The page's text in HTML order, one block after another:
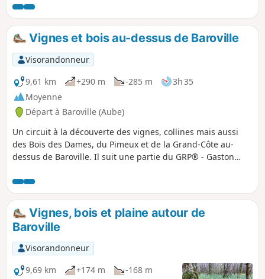
Bar-sur-Aube et prend de multiples
visages : coteaux de vignes, plateaux et
sommets boisés, grandes étendues
herbagées ou cultivées participant à sa
diversité. Des rives de l’Aube, cap sur
celles du Landion qui borde le parc
d’attractions de Nigloland. Immanquable
avec ses manèges dont les plus hauts
émergent des cimes des arbres. Le
paysage de collines calcaires s’estompe
pour laisser place à la plaine argileuse
quand on approche d’Amance, commune
connue pour ses tuileries-poteries-
à l’un des grands lacs de Champagne
Vignes et bois au-dessus de Baroville
Visorandonneur
9,61 km
+290 m -285 m
3h 35
Moyenne
Départ à Baroville (Aube)
Un circuit à la découverte des vignes, collines mais aussi
des Bois des Dames, du Pimeux et de la Grand-Côte au-
dessus de Baroville. Il suit une partie du GRP® - Gaston
Via Francigena (chemin emprunté par les pèlerins se
rendant à Rome).
Vignes, bois et plaine autour de
Baroville
Visorandonneur
9,69 km
+174 m
-168 m